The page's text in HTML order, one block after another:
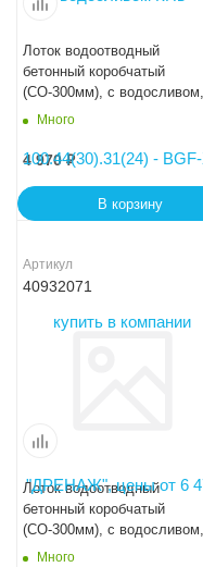
Лоток водоотводный
бетонный коробчатый
(СО-300мм), с водосливом,
KUв 100.44(30).26,5(20) -
Много
4 970₽
В корзину
Артикул
40932071
Лоток водоотводный
бетонный коробчатый
(СО-300мм), с водосливом,
KUв 100.44(30).31,5(25) -
Много